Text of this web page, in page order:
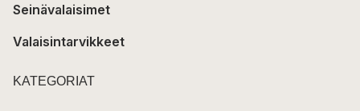
Seinävalaisimet
Valaisintarvikkeet
KATEGORIAT